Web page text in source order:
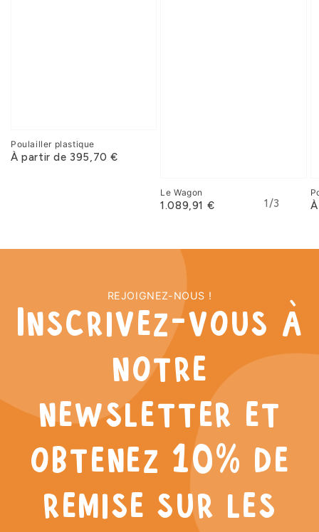
Poulailler plastique
À partir de 395,70 €
Le Wagon
1.089,91 € 1/sur
3
REJOIGNEZ-NOUS !
Inscrivez-vous à
notre
newsletter et
obtenez 10% de
remise sur les